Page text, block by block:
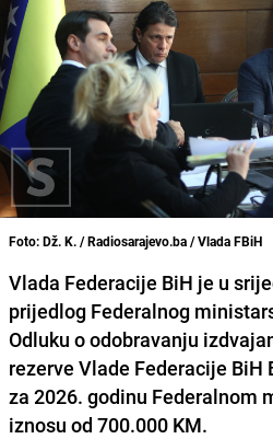
Foto: Dž. K. / Radiosarajevo.ba / Vlada FBiH
Vlada Federacije BiH je u
prijedlog Federalnog
Odluku o odobravanju
rezerve Vlade Federacije BiH
za 2026. godinu Federalnom
iznosu od 700.000 KM.